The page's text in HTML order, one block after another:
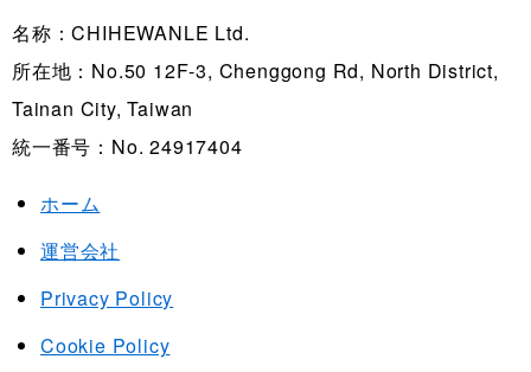
名称：CHIHEWANLE Ltd.
所在地：No.50 12F-3, Chenggong Rd, North District,
Tainan City, Taiwan
統一番号：No. 24917404
ホーム
運営会社
Privacy Policy
Cookie Policy